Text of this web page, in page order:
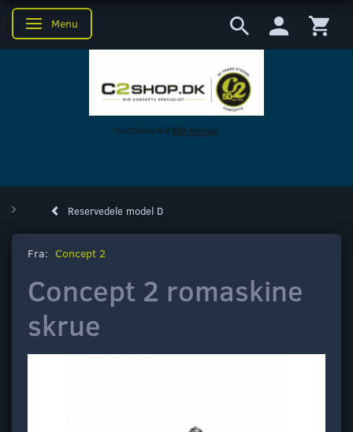
Skifte navigation
Menu
Reservedele model D
Fra: Concept 2
Concept 2 romaskine
skrue